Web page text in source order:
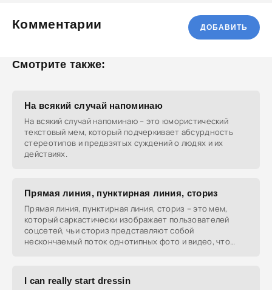
Комментарии ДОБАВИТЬ
Смотрите также:
На всякий случай напоминаю
На всякий случай напоминаю – это юмористический
текстовый мем, который подчеркивает абсурдность
стереотипов и предвзятых суждений о людях и их
действиях.
Прямая линия, пунктирная линия, сториз
Прямая линия, пунктирная линия, сториз – это мем,
который саркастически изображает пользователей
соцсетей, чьи сториз представляют собой
нескончаемый поток однотипных фото и видео, что
I can really start dressin